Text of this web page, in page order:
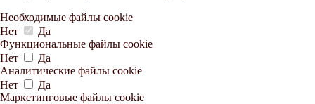
Необходимые файлы cookie
Нет
Да
Функциональные файлы cookie
Нет
Да
Аналитические файлы cookie
Нет
Да
Маркетинговые файлы cookie